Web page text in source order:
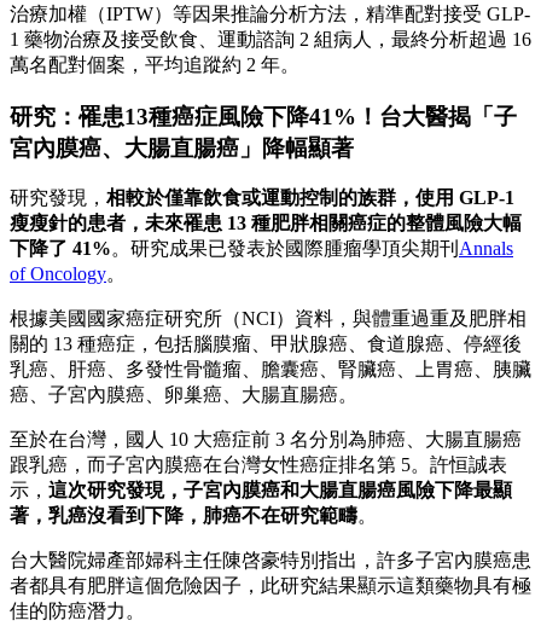
治療加權（IPTW）等因果推論分析方法，精準配對接受 GLP-
1 藥物治療及接受飲食、運動諮詢 2 組病人，最終分析超過 16
萬名配對個案，平均追蹤約 2 年。
研究：罹患13種癌症風險下降41%！台大醫揭「子
宮內膜癌、大腸直腸癌」降幅顯著
研究發現， 相較於僅靠飲食或運動控制的族群，使用 GLP-1
瘦瘦針的患者，未來罹患 13 種肥胖相關癌症的整體風險大幅
下降了 41%。研究成果已發表於國際腫瘤學頂尖期刊 Annals
of Oncology。
根據美國國家癌症研究所（NCI）資料，與體重過重及肥胖相
關的 13 種癌症，包括腦膜瘤、甲狀腺癌、食道腺癌、停經後
乳癌、肝癌、多發性骨髓瘤、膽囊癌、腎臟癌、上胃癌、胰臟
癌、子宮內膜癌、卵巢癌、大腸直腸癌。
至於在台灣，國人 10 大癌症前 3 名分別為肺癌、大腸直腸癌
跟乳癌，而子宮內膜癌在台灣女性癌症排名第 5。許恒誠表
示， 這次研究發現，子宮內膜癌和大腸直腸癌風險下降最顯
著，乳癌沒看到下降，肺癌不在研究範疇。
台大醫院婦產部婦科主任陳啓豪特別指出，許多子宮內膜癌患
者都具有肥胖這個危險因子，此研究結果顯示這類藥物具有極
佳的防癌潛力。